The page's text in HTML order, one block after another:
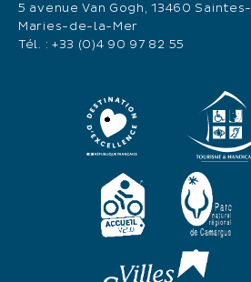
5 avenue Van Gogh, 13460 Saintes-
Maries-de-la-Mer
Tél. : +33 (0)4 90 97 82 55